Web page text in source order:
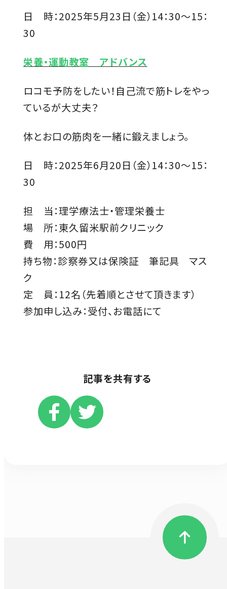
日 時：2025年5月23日（金）14：30～15：
30
栄養・運動教室 アドバンス
ロコモ予防をしたい！自己流で筋トレをやっ
ているが大丈夫？
体とお口の筋肉を一緒に鍛えましょう。
日 時：2025年6月20日（金）14：30～15：
30
担 当：理学療法士・管理栄養士
場 所：東久留米駅前クリニック
費 用：500円
持ち物：診察券又は保険証 筆記具 マス
ク
定 員：12名（先着順とさせて頂きます）
参加申し込み：受付、お電話にて
記事を共有する